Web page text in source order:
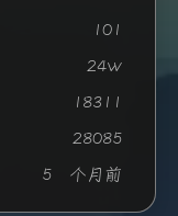
101
24w
18311
28085
5 个月前